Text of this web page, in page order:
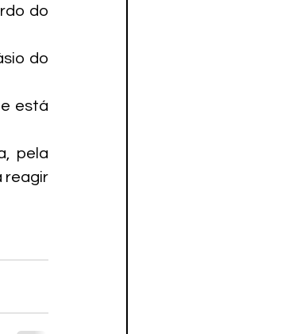
do
do
está
pela
reagir